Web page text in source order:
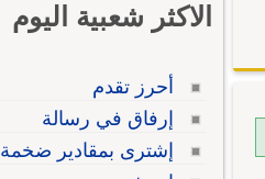
الاكثر شعبية اليوم
أحرز تقدم
إرفاق في رسالة
إشترى بمقادير ضخمة